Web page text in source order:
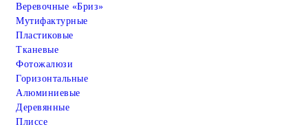
Веревочные «Бриз»
Мутифактурные
Пластиковые
Тканевые
Фотожалюзи
Горизонтальные
Алюминиевые
Деревянные
Плиссе